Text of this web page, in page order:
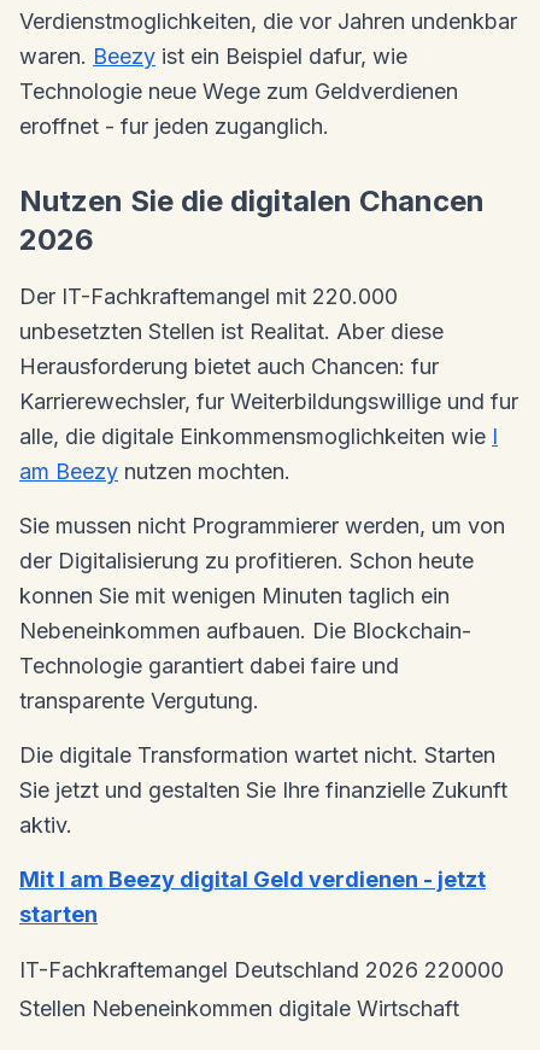
Verdienstmoglichkeiten, die vor Jahren undenkbar
waren. Beezy ist ein Beispiel dafur, wie
Technologie neue Wege zum Geldverdienen
eroffnet - fur jeden zuganglich.
Nutzen Sie die digitalen Chancen
2026
Der IT-Fachkraftemangel mit 220.000
unbesetzten Stellen ist Realitat. Aber diese
Herausforderung bietet auch Chancen: fur
Karrierewechsler, fur Weiterbildungswillige und fur
alle, die digitale Einkommensmoglichkeiten wie I
am Beezy nutzen mochten.
Sie mussen nicht Programmierer werden, um von
der Digitalisierung zu profitieren. Schon heute
konnen Sie mit wenigen Minuten taglich ein
Nebeneinkommen aufbauen. Die Blockchain-
Technologie garantiert dabei faire und
transparente Vergutung.
Die digitale Transformation wartet nicht. Starten
Sie jetzt und gestalten Sie Ihre finanzielle Zukunft
aktiv.
Mit I am Beezy digital Geld verdienen - jetzt
starten
IT-Fachkraftemangel Deutschland 2026 220000
Stellen Nebeneinkommen digitale Wirtschaft